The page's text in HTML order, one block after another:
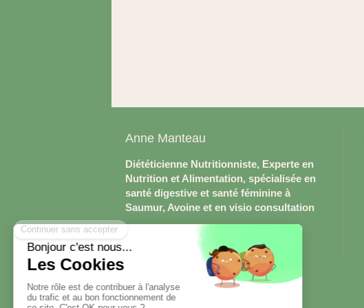
Anne Manteau
Diététicienne Nutritionniste, Experte en
Nutrition et Alimentation, spécialisée en
santé digestive et santé féminine à
Saumur, Avoine et en visio consultation